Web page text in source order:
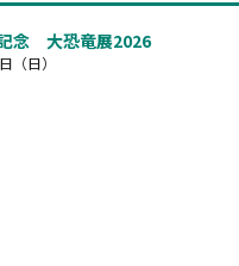
念 大恐竜展2026
（日）